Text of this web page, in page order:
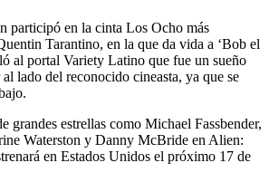
participó en la cinta Los Ocho más
Tarantino, en la que da vida a ‘Bob el
al portal Variety Latino que fue un sueño
lado del reconocido cineasta, ya que se
grandes estrellas como Michael Fassbender,
Waterston y Danny McBride en Alien:
en Estados Unidos el próximo 17 de